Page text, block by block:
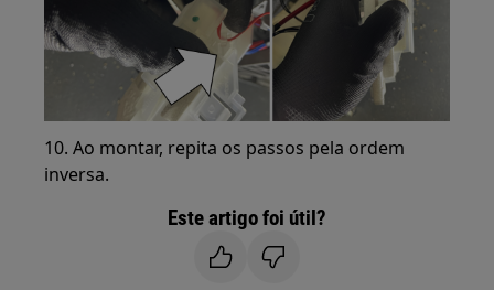
10. Ao montar, repita os passos pela ordem
inversa.
Este artigo foi útil?